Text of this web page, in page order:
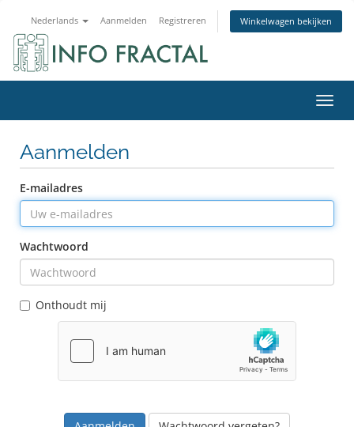
Nederlands Aanmelden Registreren Winkelwagen bekijken
Aanmelden
E-mailadres
Wachtwoord
Onthoudt mij